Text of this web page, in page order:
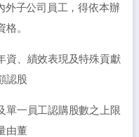
外子公司員工，得依本辦
。
資、績效表現及特殊貢獻
認股
單一員工認購股數之上限
由董